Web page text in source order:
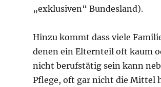
„exklusiven“ Bundesland).
Hinzu kommt dass viele
denen ein Elternteil oft kaum
nicht berufstätig sein kann
Pflege, oft gar nicht die Mittel